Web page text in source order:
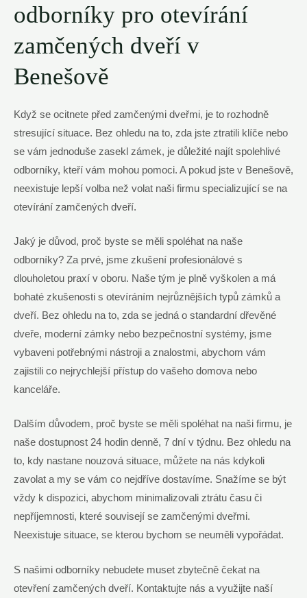
odborníky pro otevírání
zamčených dveří v
Benešově
Když se ocitnete před zamčenými dveřmi, je to rozhodně
stresující situace. Bez ohledu na to, zda jste ztratili klíče nebo
se vám jednoduše zasekl zámek, je důležité najít spolehlivé
odborníky, kteří vám mohou pomoci. A pokud jste v Benešově,
neexistuje lepší volba než volat naši firmu specializující se na
otevírání zamčených dveří.
Jaký je důvod, proč byste se měli spoléhat na naše
odborníky? Za prvé, jsme zkušení profesionálové s
dlouholetou praxí v oboru. Naše tým je plně vyškolen a má
bohaté zkušenosti s otevíráním nejrůznějších typů zámků a
dveří. Bez ohledu na to, zda se jedná o standardní dřevěné
dveře, moderní zámky nebo bezpečnostní systémy, jsme
vybaveni potřebnými nástroji a znalostmi, abychom vám
zajistili co nejrychlejší přístup do vašeho domova nebo
kanceláře.
Dalším důvodem, proč byste se měli spoléhat na naši firmu, je
naše dostupnost 24 hodin denně, 7 dní v týdnu. Bez ohledu na
to, kdy nastane nouzová situace, můžete na nás kdykoli
zavolat a my se vám co nejdříve dostavíme. Snažíme se být
vždy k dispozici, abychom minimalizovali ztrátu času či
nepříjemnosti, které souvisejí se zamčenými dveřmi.
Neexistuje situace, se kterou bychom se neuměli vypořádat.
S našimi odborníky nebudete muset zbytečně čekat na
otevření zamčených dveří. Kontaktujte nás a využijte naší